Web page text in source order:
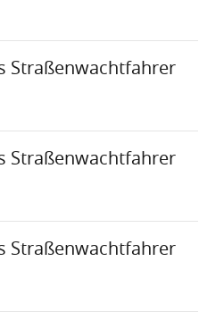
Straßenwachtfahrer
Straßenwachtfahrer
Straßenwachtfahrer